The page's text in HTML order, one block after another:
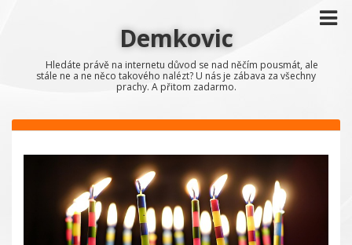
Demkovic
Hledáte právě na internetu důvod se nad něčím pousmát, ale
stále ne a ne něco takového nalézt? U nás je zábava za všechny
prachy. A přitom zadarmo.